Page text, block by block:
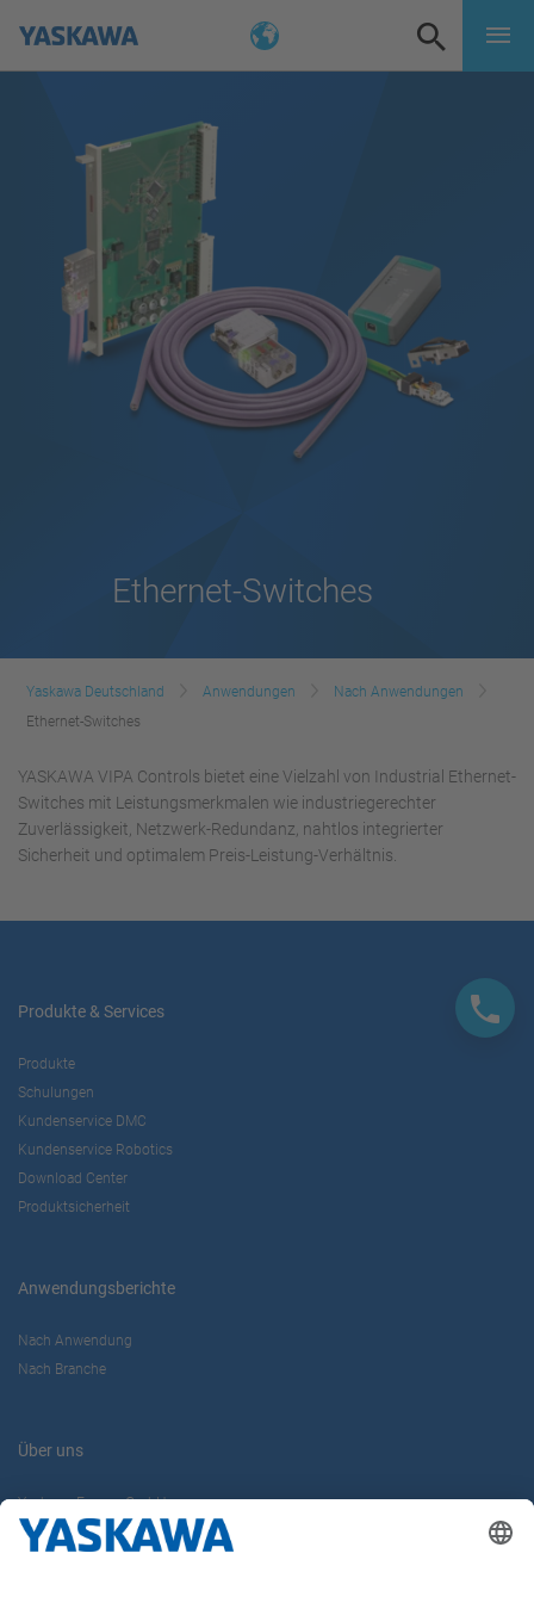
Ethernet-Switches
Yaskawa Deutschland Anwendungen
Nach Anwendungen
Ethernet-Switches
YASKAWA VIPA Controls bietet eine Vielzahl von Industrial Ethernet-
Switches mit Leistungsmerkmalen wie industriegerechter
Zuverlässigkeit, Netzwerk-Redundanz, nahtlos integrierter
Sicherheit und optimalem Preis-Leistung-Verhältnis.
Produkte & Services
Produkte
Schulungen
Kundenservice DMC
Kundenservice Robotics
Download Center
Produktsicherheit
Anwendungsberichte
Nach Anwendung
Nach Branche
Über uns
Yaskawa Europe GmbH
Karriere